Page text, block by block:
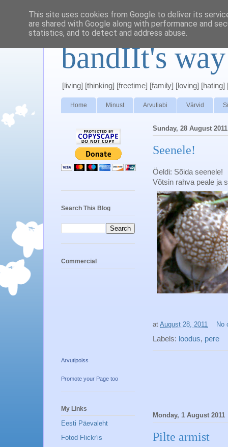
bandIIt's
[living] [thinking] [freetime] [family] [loving] [hating]
Home Minust Arvutiabi Värvid
Sunday, 28 August 2011
Seenele!
Öeldi: Sõida seenele!
Võtsin rahva peale ja
at August 28, 2011 No
Labels: loodus, pere
Monday, 1 August 2011
Pilte armist
Search This Blog
Commercial
Arvutipoiss
Promote your Page too
My Links
Eesti Päevaleht
Fotod Flickr'is
This site uses cookies from Google to deliver its
are shared with Google along with performance and
statistics, and to detect and address abuse.